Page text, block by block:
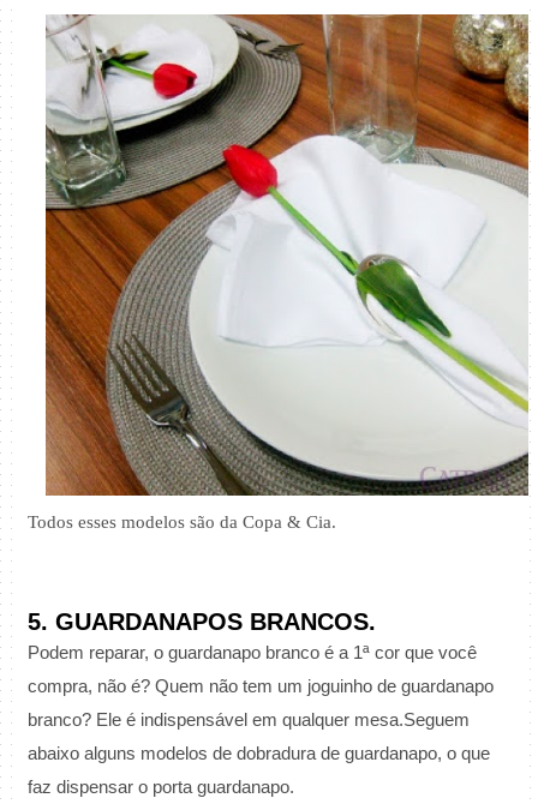
Todos esses modelos são da Copa & Cia.
5. GUARDANAPOS BRANCOS.
Podem reparar, o guardanapo branco é a 1ª cor que você
compra, não é? Quem não tem um joguinho de guardanapo
branco? Ele é indispensável em qualquer mesa.Seguem
abaixo alguns modelos de dobradura de guardanapo, o que
faz dispensar o porta guardanapo.